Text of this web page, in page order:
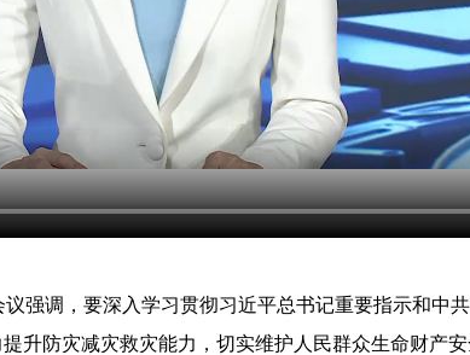
强调，要深入学习贯彻习近平总书记重要指示和中
升防灾减灾救灾能力，切实维护人民群众生命财产安